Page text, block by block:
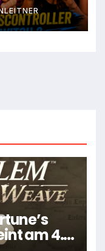
am 4.